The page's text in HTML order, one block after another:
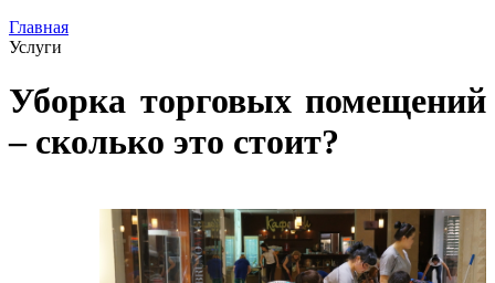
Главная
Услуги
Уборка торговых помещений
– сколько это стоит?